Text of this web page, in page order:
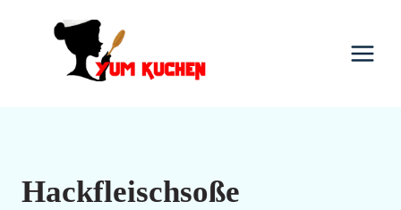
Hackfleischsoße